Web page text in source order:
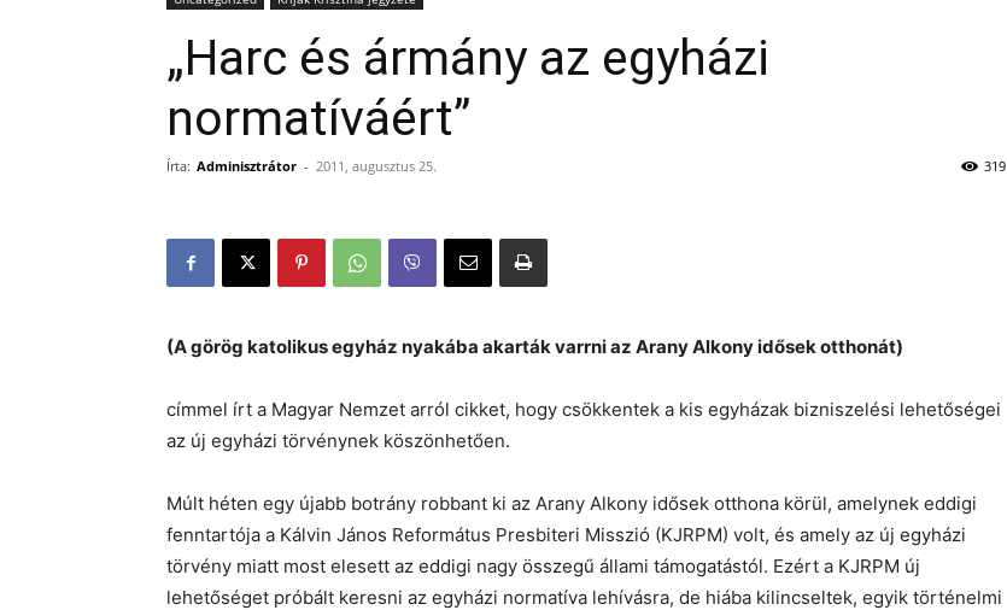
„Harc és ármány az egyházi
normatíváért”
Írta: Adminisztrátor - 2011, augusztus 25. 319
(A görög katolikus egyház nyakába akarták varrni az Arany Alkony idősek otthonát)
címmel írt a Magyar Nemzet arról cikket, hogy csökkentek a kis egyházak bizniszelési lehetőségei
az új egyházi törvénynek köszönhetően.
Múlt héten egy újabb botrány robbant ki az Arany Alkony idősek otthona körül, amelynek eddigi
fenntartója a Kálvin János Református Presbiteri Misszió (KJRPM) volt, és amely az új egyházi
törvény miatt most elesett az eddigi nagy összegű állami támogatástól. Ezért a KJRPM új
lehetőséget próbált keresni az egyházi normatíva lehívásra, de hiába kilincseltek, egyik történelmi